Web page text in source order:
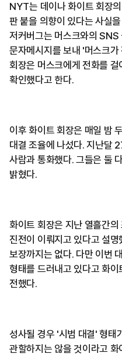
NYT는 데이나 화이트 회장
판 붙을 의향이 있다는 사실
저커버그는 머스크와의 SNS
문자메시지를 보내 '머스크
회장은 머스크에게 전화를
확인했다고 한다.
이후 화이트 회장은 매일 밤
대결 조율에 나섰다. 지난달
사람과 통화했다. 그들은 둘
밝혔다.
화이트 회장은 지난 열흘간
진전이 이뤄지고 있다고 설
보장까지는 없다. 다만 이번
형태를 드러내고 있다고 화
전했다.
성사될 경우 '시범 대결' 형태
관할하지는 않을 것이라고